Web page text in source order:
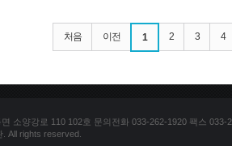
처음 이전 1 2 3 4
소양강로 110 102호 문의전화 033-262-1920 팩스 033-
All rights reserved.